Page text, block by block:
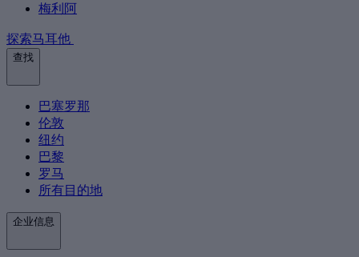
梅利阿
探索马耳他
查找
巴塞罗那
伦敦
纽约
巴黎
罗马
所有目的地
企业信息